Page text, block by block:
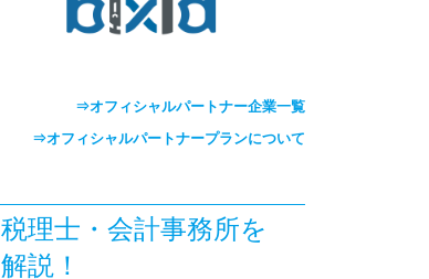
⇒オフィシャルパートナー企業一覧
⇒オフィシャルパートナープランについて
税理士・会計事務所を
解説！